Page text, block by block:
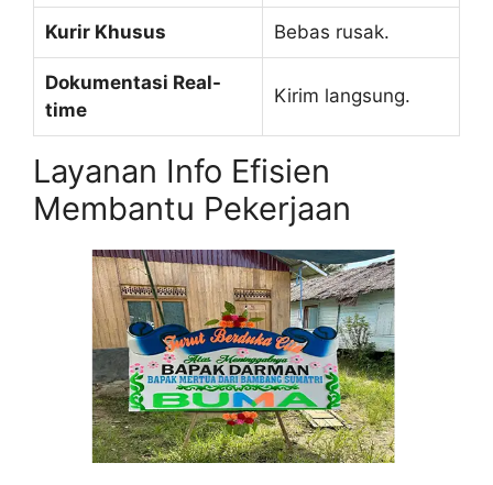
Kurir Khusus Bebas rusak.
Dokumentasi Real-
time
Kirim langsung.
Layanan Info Efisien
Membantu Pekerjaan